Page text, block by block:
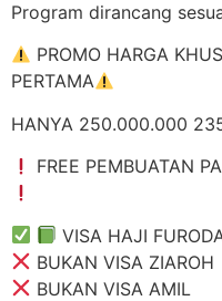
Program dirancang
PROMO HARGA
PERTAMA
HANYA 250.000.000
FREE PEMBUATAN
VISA HAJI
BUKAN VISA ZIAROH
BUKAN VISA AMIL